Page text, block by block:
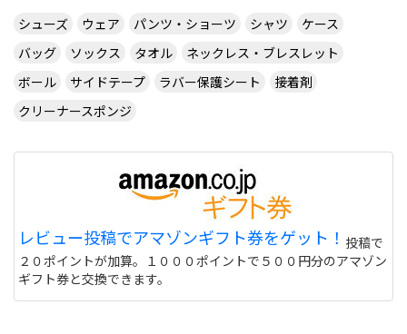
シューズ ウェア パンツ・ショーツ シャツ
ケース
バッグ
ソックス タオル
ネックレス・ブレスレット
ボール
サイドテープ ラバー保護シート
接着剤
クリーナースポンジ
レビュー投稿でアマゾンギフト券をゲット！ 投稿で
２０ポイントが加算。１０００ポイントで５００円分のアマゾン
ギフト券と交換できます。